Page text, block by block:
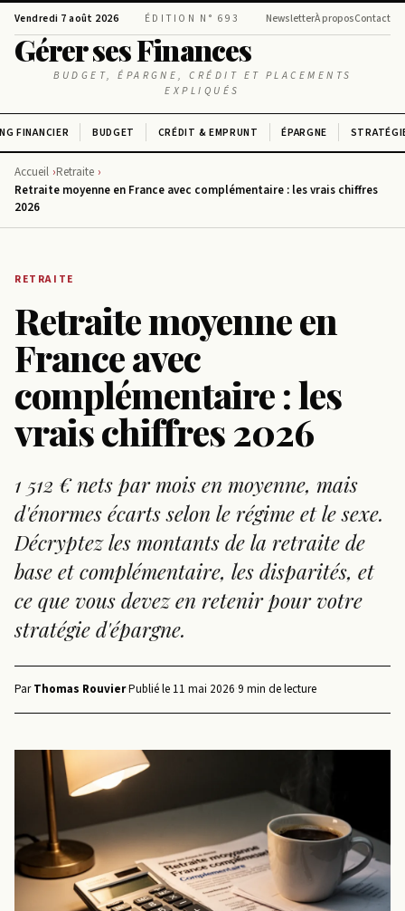
Vendredi 7 août 2026 ÉDITION N° 693 NewsletterÀ proposContact
Gérer ses Finances
BUDGET, ÉPARGNE, CRÉDIT ET PLACEMENTS
EXPLIQUÉS
FINANCIER BUDGET CRÉDIT & EMPRUNT ÉPARGNE
Accueil Retraite
Retraite moyenne en France avec complémentaire : les vrais chiffres
2026
RETRAITE
Retraite moyenne en
France avec
complémentaire : les
vrais chiffres 2026
1 512 € nets par mois en moyenne, mais
d'énormes écarts selon le régime et le sexe.
Décryptez les montants de la retraite de
base et complémentaire, les disparités, et
ce que vous devez en retenir pour votre
stratégie d'épargne.
ParThomas Rouvier·Publié le 11 mai 2026·9 min de lecture